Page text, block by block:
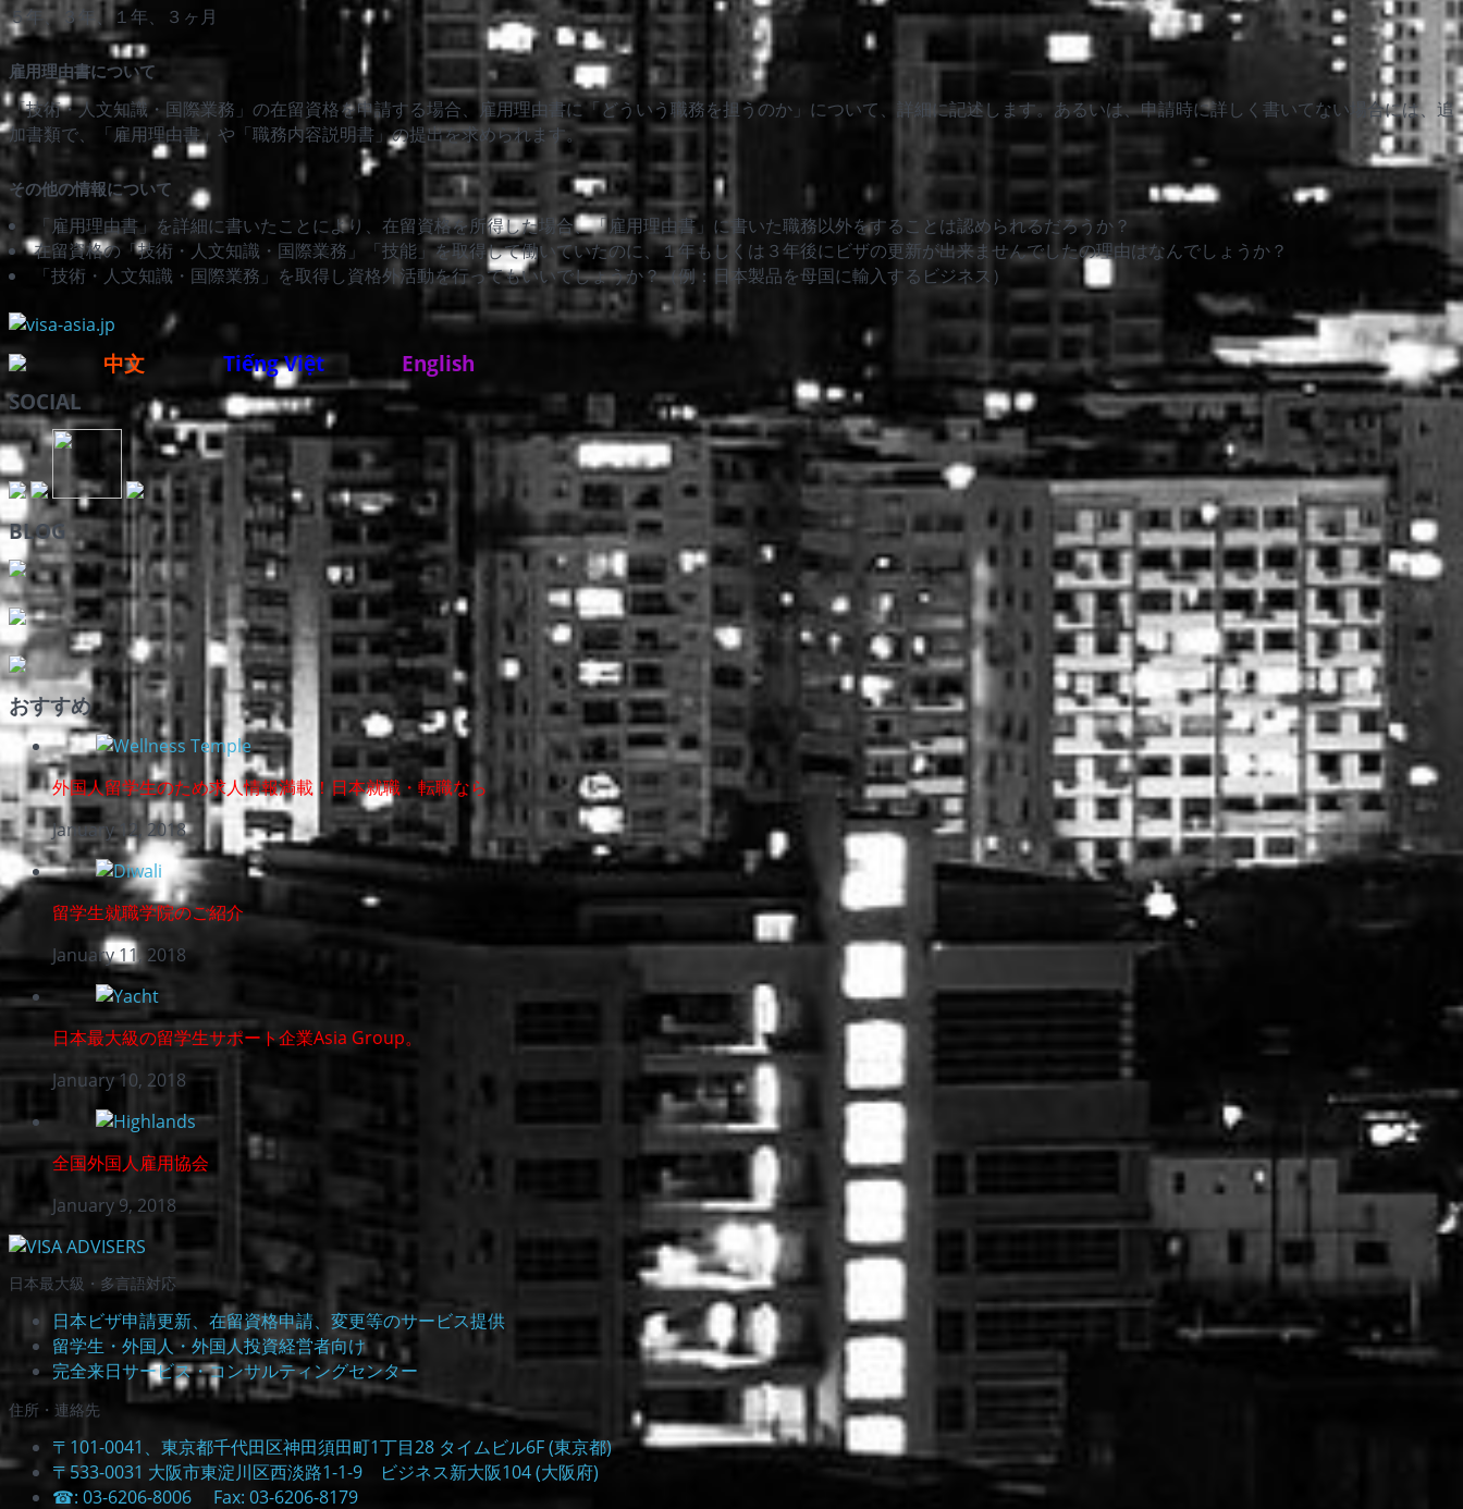
５年、３年、１年、３ヶ月
雇用理由書について
「技術・人文知識・国際業務」の在留資格を申請する場合、雇用理由書に「どういう職務を担うのか」について、詳細に記述します。あるいは、申請時に詳しく書いてない場合には、追
加書類で、「雇用理由書」や「職務内容説明書」の提出を求められます。
その他の情報について
「雇用理由書」を詳細に書いたことにより、在留資格を所得した場合、「雇用理由書」に書いた職務以外をすることは認められるだろうか？
在留資格の「技術・人文知識・国際業務」「技能」を取得して働いていたのに、１年もしくは３年後にビザの更新が出来ませんでしたの理由はなんでしょうか？
「技術・人文知識・国際業務」を取得し資格外活動を行ってもいいでしょうか？（例：日本製品を母国に輸入するビジネス）
中文 Tiếng Việt
English
SOCIAL
BLOG
おすすめ
外国人留学生のため求人情報満載！日本就職・転職なら
January 12, 2018
留学生就職学院のご紹介
January 11, 2018
日本最大級の留学生サポート企業Asia Group。
January 10, 2018
全国外国人雇用協会
January 9, 2018
日本最大級・多言語対応
日本ビザ申請更新、在留資格申請、変更等のサービス提供
留学生・外国人・外国人投資経営者向け
完全来日サービス・コンサルティングセンター
住所・連絡先
〒101-0041、東京都千代田区神田須田町1丁目28 タイムビル6F (東京都)
〒533-0031 大阪市東淀川区西淡路1-1-9 ビジネス新大阪104 (大阪府)
☎: 03-6206-8006 Fax: 03-6206-8179